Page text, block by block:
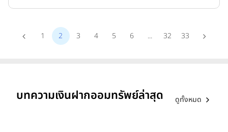
1 2 3 4 5 6 ... 32 33
บทความเงินฝากออมทรัพย์ล่าสุด ดูทั้งหมด